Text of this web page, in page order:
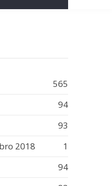
565
94
93
2018
1
94